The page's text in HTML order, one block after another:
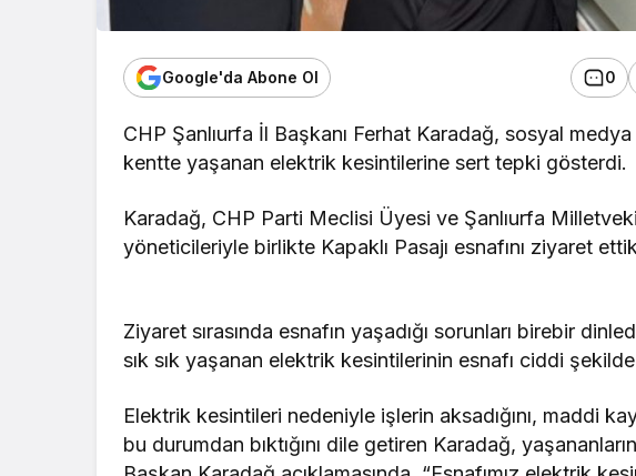
Google'da Abone Ol 0
CHP Şanlıurfa İl Başkanı Ferhat Karadağ, sosyal medya
kentte yaşanan elektrik kesintilerine sert tepki gösterdi.
Karadağ, CHP Parti Meclisi Üyesi ve Şanlıurfa
yöneticileriyle birlikte Kapaklı Pasajı esnafını ziyaret
Ziyaret sırasında esnafın yaşadığı sorunları birebir
sık sık yaşanan elektrik kesintilerinin esnafı ciddi
Elektrik kesintileri nedeniyle işlerin aksadığını, maddi
bu durumdan bıktığını dile getiren Karadağ,